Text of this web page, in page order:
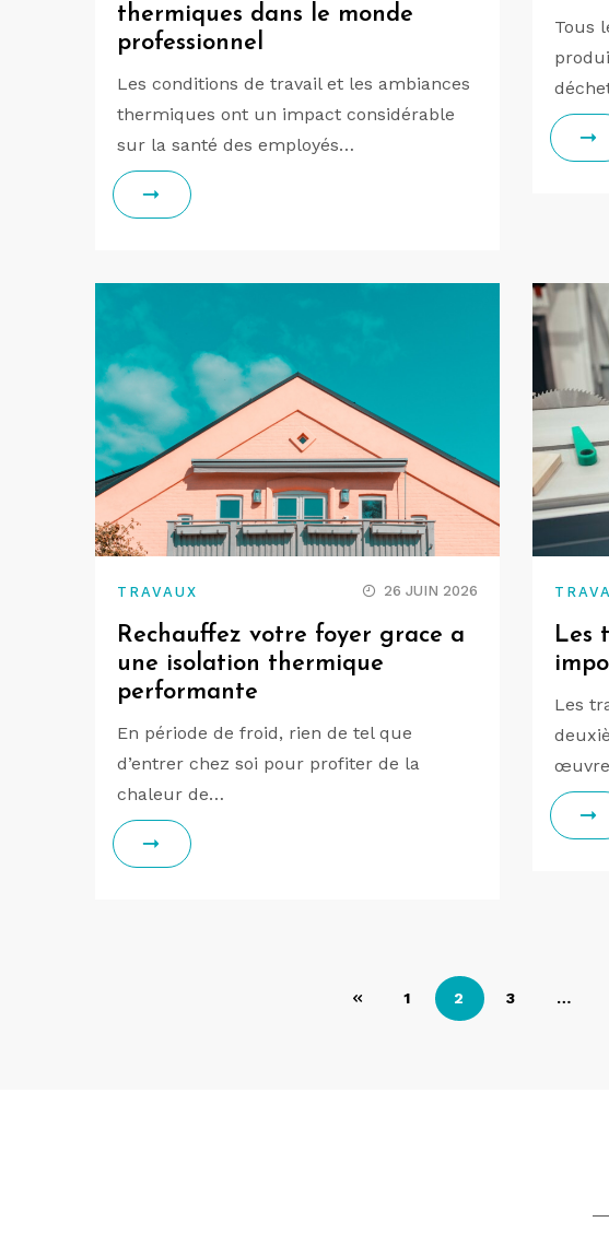
thermiques dans le monde
professionnel
Les conditions de travail et les ambiances
thermiques ont un impact considérable
sur la santé des employés…
Tous
TRAVAUX 26 JUIN 2026
Rechauffez votre foyer grace a
une isolation thermique
performante
En période de froid, rien de tel que
d’entrer chez soi pour profiter de la
chaleur de…
Les
Les
1 2 3 …